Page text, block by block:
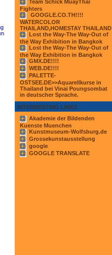
Team Schick MuayThai
Fighters
GOOGLE.CO.TH!!!!
WATERCOLOR
THAILAND,HOMESTAY THAILAND
Lost the Way-The Way-Out of
the Way Exhibition in Bangkok
Lost the Way-The Way-Out of
the Way Exhibition in Bangkok
GMX.DE!!!!
WEB.DE!!!!
PALETTE-
OSTSEE.DE>>Aquarellkurse in
Thailand bei Vinai Poungsombat
in deutscher Sprache.
INTERRESTING LINKS
Akademie der Bildenden
Kuenste Muenchen
Kunstmuseum-Wolfsburg.de
Grossekunstausstellung
google
GOOGLE TRANSLATE